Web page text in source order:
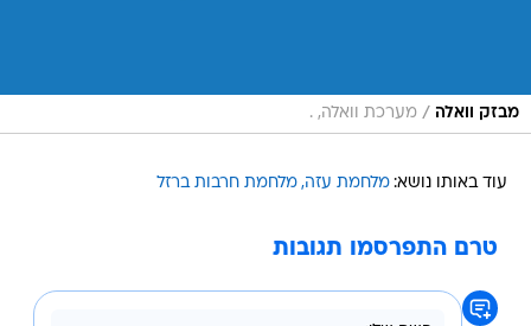
מבזק וואלה / מערכת וואלה, .
עוד באותו נושא: מלחמת עזה מלחמת חרבות ברזל
טרם התפרסמו תגובות